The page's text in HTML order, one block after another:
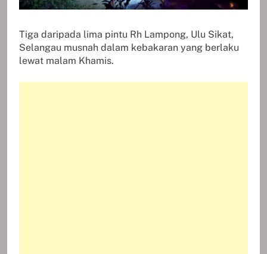
Tiga daripada lima pintu Rh Lampong, Ulu Sikat,
Selangau musnah dalam kebakaran yang berlaku
lewat malam Khamis.